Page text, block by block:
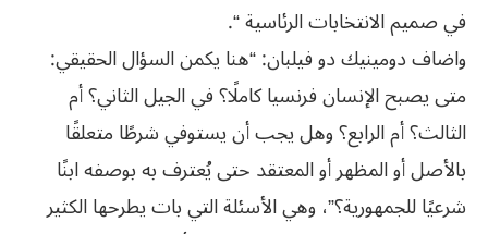
في صميم الانتخابات الرئاسية “.
واضاف دومينيك دو فيلبان: “هنا يكمن السؤال الحقيقي:
متى يصبح الإنسان فرنسيا كاملًا؟ في الجيل الثاني؟ أم
الثالث؟ أم الرابع؟ وهل يجب أن يستوفي شرطًا متعلقًا
بالأصل أو المظهر أو المعتقد حتى يُعترف به بوصفه ابنًا
شرعيًا للجمهورية؟”، وهي الأسئلة التي بات يطرحها الكثير